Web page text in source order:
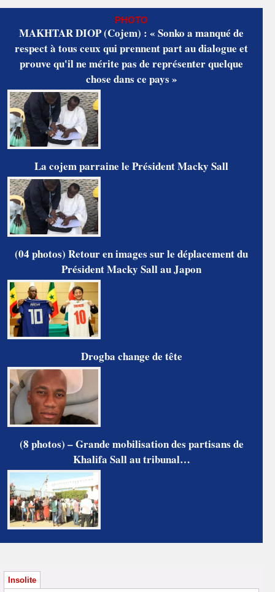
PHOTO
MAKHTAR DIOP (Cojem) : « Sonko a manqué de
respect à tous ceux qui prennent part au dialogue et
prouve qu'il ne mérite pas de représenter quelque
chose dans ce pays »
La cojem parraine le Président Macky Sall
(04 photos) Retour en images sur le déplacement du
Président Macky Sall au Japon
Drogba change de tête
(8 photos) – Grande mobilisation des partisans de
Khalifa Sall au tribunal…
Insolite